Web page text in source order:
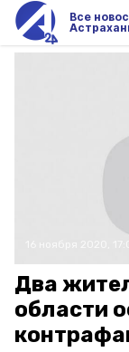
Все
Два
области